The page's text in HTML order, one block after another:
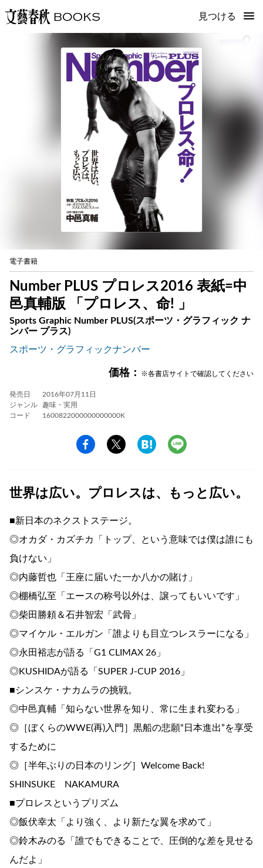
見つける
電子書籍
Number PLUS プロレス2016 表紙=中
邑真輔版 「プロレス、命! 」
Sports Graphic Number PLUS(スポーツ・グラフィック ナ
ンバー プラス)
スポーツ・グラフィックナンバー
価格： ※各書店サイトで確認してください
発売日
2016年07月11日
ジャンル
趣味・実用
コード
1600822000000000000K
世界は広い。プロレスは、もっと広い。
■新日本のネクストステージ。
◎オカダ・カズチカ「トップ、という意味では僕は誰にも
負けない」
◎内藤哲也「王座に届いた一か八かの賭け」
◎棚橋弘至「エースの称号以外は、譲ってもいいです」
◎柴田勝頼＆石井智宏「武骨」
◎マイケル・エルガン「誰よりも目立つレスラーになる」
◎永田裕志が語る「G1 CLIMAX 26」
◎KUSHIDAが語る「SUPER J-CUP 2016」
■シンスケ・ナカムラの挑戦。
◎中邑真輔「知らない世界を知り、常に生まれ変わる」
◎［ぼくらのWWE(再)入門］黒船の悲願“日本進出”を享受
するために
◎［半年ぶりの日本のリング］Welcome Back!
SHINSUKE NAKAMURA
■プロレスというプリズム
◎飯伏幸太「より強く、より新たな翼を求めて」
◎鈴木みのる「誰でもできることで、圧倒的な差を見せる
んだよ」